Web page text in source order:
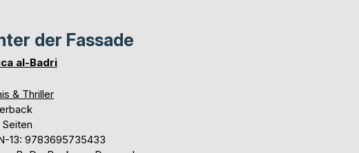
der Fassade
al-Badri
& Thriller
13: 9783695735433